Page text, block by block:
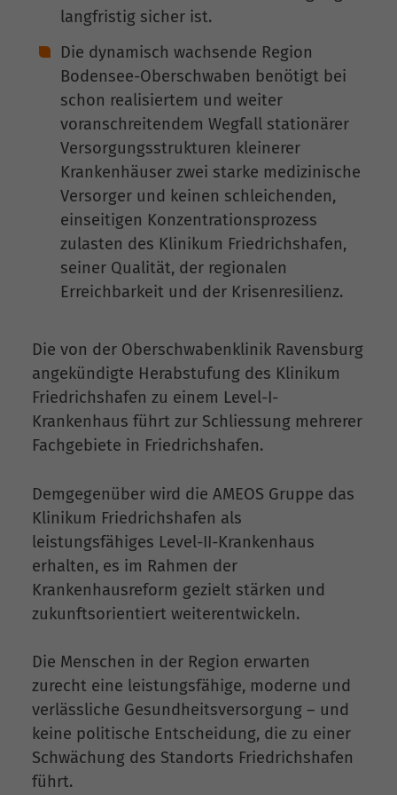
langfristig sicher ist.
Die dynamisch wachsende Region
Bodensee-Oberschwaben benötigt bei
schon realisiertem und weiter
voranschreitendem Wegfall stationärer
Versorgungsstrukturen kleinerer
Krankenhäuser zwei starke medizinische
Versorger und keinen schleichenden,
einseitigen Konzentrationsprozess
zulasten des Klinikum Friedrichshafen,
seiner Qualität, der regionalen
Erreichbarkeit und der Krisenresilienz.
Die von der Oberschwabenklinik Ravensburg
angekündigte Herabstufung des Klinikum
Friedrichshafen zu einem Level-I-
Krankenhaus führt zur Schliessung mehrerer
Fachgebiete in Friedrichshafen.
Demgegenüber wird die AMEOS Gruppe das
Klinikum Friedrichshafen als
leistungsfähiges Level-II-Krankenhaus
erhalten, es im Rahmen der
Krankenhausreform gezielt stärken und
zukunftsorientiert weiterentwickeln.
Die Menschen in der Region erwarten
zurecht eine leistungsfähige, moderne und
verlässliche Gesundheitsversorgung – und
keine politische Entscheidung, die zu einer
Schwächung des Standorts Friedrichshafen
führt.